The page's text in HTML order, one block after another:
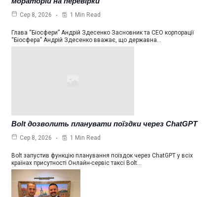
Сер 8, 2026 1 Min Read
Глава “Біосфери” Андрій Здесенко Засновник та СЕО корпорації
“Біосфера” Андрій Здесенко вважає, що державна…
Bolt дозволить планувати поїздки через ChatGPT
Сер 8, 2026 1 Min Read
Bolt запустив функцію планування поїздок через ChatGPT у всіх
країнах присутності Онлайн-сервіс таксі Bolt…